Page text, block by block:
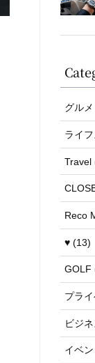
グル
ライ
Travel
Reco
♥ (13)
GOLF
プラ
ビジ
イベ